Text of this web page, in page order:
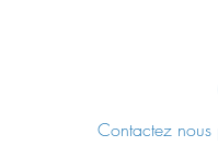
Contactez nous